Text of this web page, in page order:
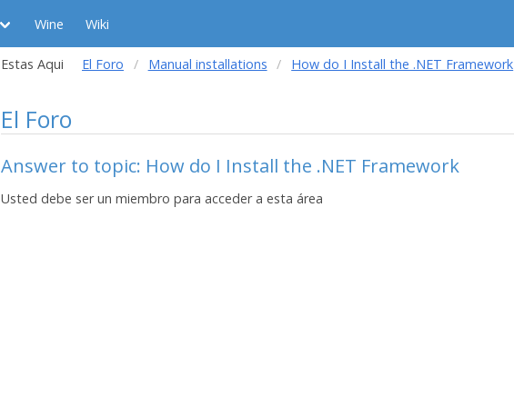
Wine Wiki
Estas Aqui El Foro Manual installations How do I Install the .NET Framework
El Foro
Answer to topic: How do I Install the .NET Framework
Usted debe ser un miembro para acceder a esta área